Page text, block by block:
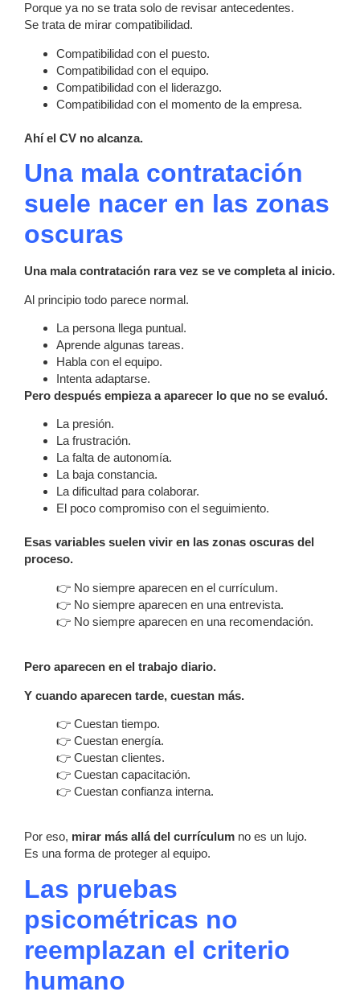
Porque ya no se trata solo de revisar antecedentes.
Se trata de mirar compatibilidad.
Compatibilidad con el puesto.
Compatibilidad con el equipo.
Compatibilidad con el liderazgo.
Compatibilidad con el momento de la empresa.
Ahí el CV no alcanza.
Una mala contratación
suele nacer en las zonas
oscuras
Una mala contratación rara vez se ve completa al inicio.
Al principio todo parece normal.
La persona llega puntual.
Aprende algunas tareas.
Habla con el equipo.
Intenta adaptarse.
Pero después empieza a aparecer lo que no se evaluó.
La presión.
La frustración.
La falta de autonomía.
La baja constancia.
La dificultad para colaborar.
El poco compromiso con el seguimiento.
Esas variables suelen vivir en las zonas oscuras del
proceso.
👉 No siempre aparecen en el currículum.
👉 No siempre aparecen en una entrevista.
👉 No siempre aparecen en una recomendación.
Pero aparecen en el trabajo diario.
Y cuando aparecen tarde, cuestan más.
👉 Cuestan tiempo.
👉 Cuestan energía.
👉 Cuestan clientes.
👉 Cuestan capacitación.
👉 Cuestan confianza interna.
Por eso, mirar más allá del currículum no es un lujo.
Es una forma de proteger al equipo.
Las pruebas
psicométricas no
reemplazan el criterio
humano